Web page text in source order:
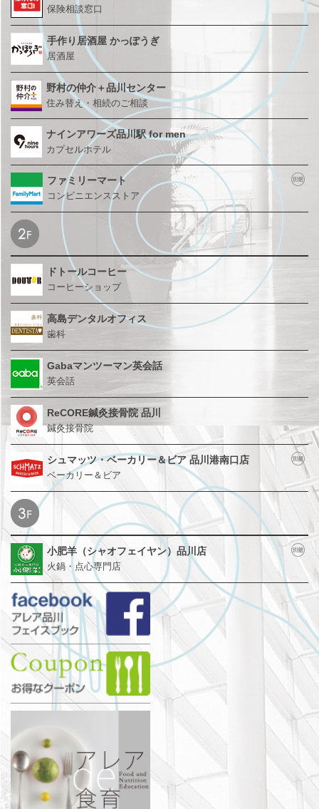
保険相談窓口
手作り居酒屋 かっぽうぎ
居酒屋
野村の仲介＋品川センター
住み替え・相続のご相談
ナインアワーズ品川駅for men
カプセルホテル
ファミリーマート
コンビニエンスストア
ドトールコーヒー
コーヒーショップ
高島デンタルオフィス
歯科
Gabaマンツーマン英会話
英会話
ReCORE鍼灸接骨院 品川
鍼灸接骨院
シュマッツ・ベーカリー＆ビア 品川港南口店
ベーカリー＆ビア
小肥羊（シャオフェイヤン）品川店
火鍋・点心専門店